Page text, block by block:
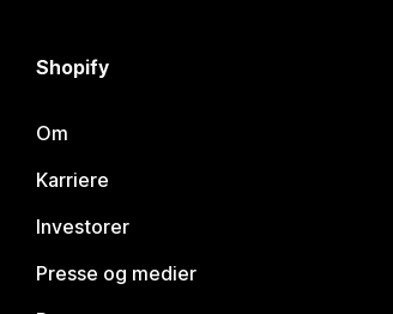
Shopify
Om
Karriere
Investorer
Presse og medier